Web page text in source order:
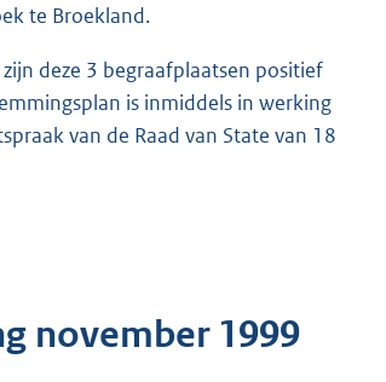
te Broekland.
deze 3 begraafplaatsen positief
is inmiddels in werking
van de Raad van State van 18
november 1999